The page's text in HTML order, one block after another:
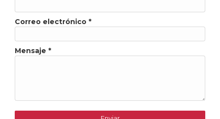
Correo electrónico *
Mensaje *